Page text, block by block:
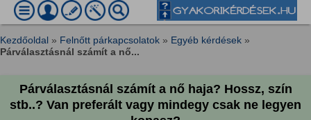
Kezdőoldal » Felnőtt párkapcsolatok » Egyéb kérdések »
Párválasztásnál számít a nő...
Párválasztásnál számít a nő haja? Hossz, szín
stb..? Van preferált vagy mindegy csak ne legyen